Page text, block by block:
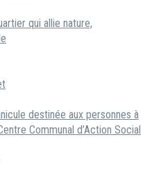
qui allie nature,
destinée aux personnes à
Communal d’Action Social